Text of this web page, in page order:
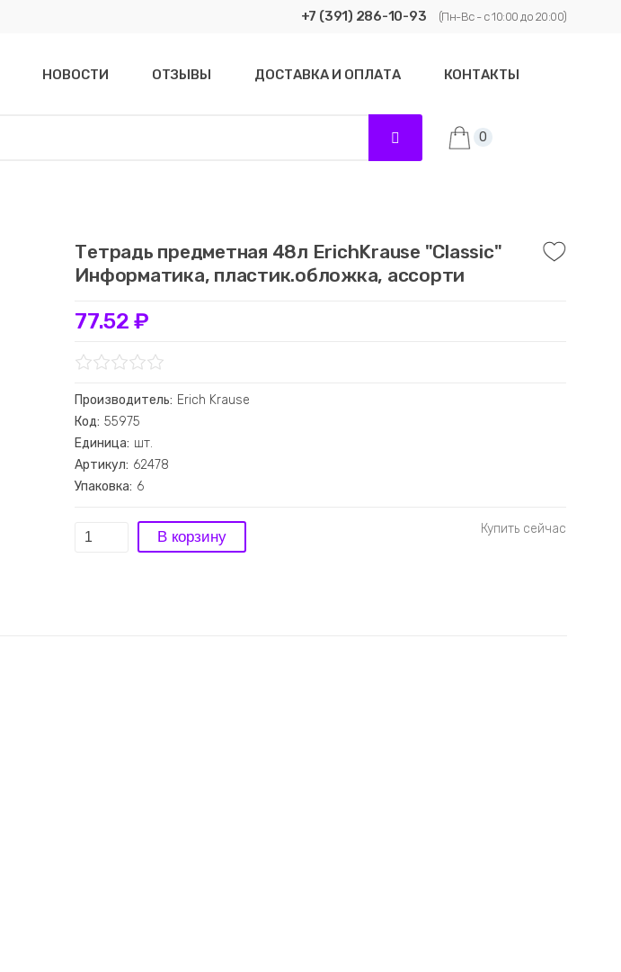
+7 (391) 286-10-93 (Пн-Вс - с 10:00 до 20:00)
НОВОСТИ ОТЗЫВЫ ДОСТАВКА И ОПЛАТА КОНТАКТЫ
0
Тетрадь предметная 48л ErichKrause "Classic"
Информатика, пластик.обложка, ассорти
77.52 ₽
Производитель: Erich Krause
Код: 55975
Единица: шт.
Артикул: 62478
Упаковка: 6